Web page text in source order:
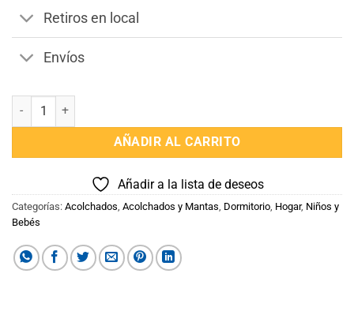
Retiros en local
Envíos
Frazada Corderito Cuna 75 x 100 cantidad
AÑADIR AL CARRITO
Añadir a la lista de deseos
Categorías: Acolchados Acolchados y Mantas Dormitorio Hogar, Niños y
Bebés